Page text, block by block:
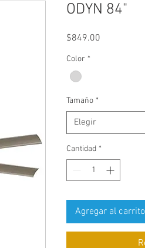
ODYN 84"
$849.00
Color *
Tamaño *
Elegir
Cantidad *
Agregar al carrito